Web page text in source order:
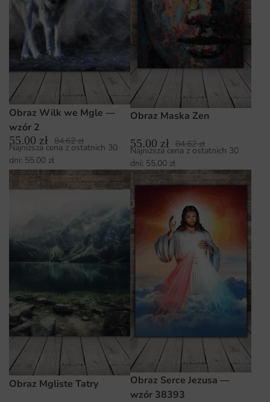
Obraz Wilk we Mgle —
wzór 2
55.00 zł 84.62zł
Najniższa cena z ostatnich 30
dni: 55.00 zł
Obraz Maska Zen
55.00 zł 84.62zł
Najniższa cena z ostatnich 30
dni: 55.00 zł
Obraz Mgliste Tatry
Obraz Serce Jezusa —
wzór 38393